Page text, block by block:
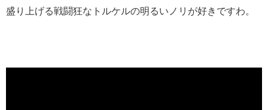
盛り上げる戦闘狂なトルケルの明るいノリが好きですわ。